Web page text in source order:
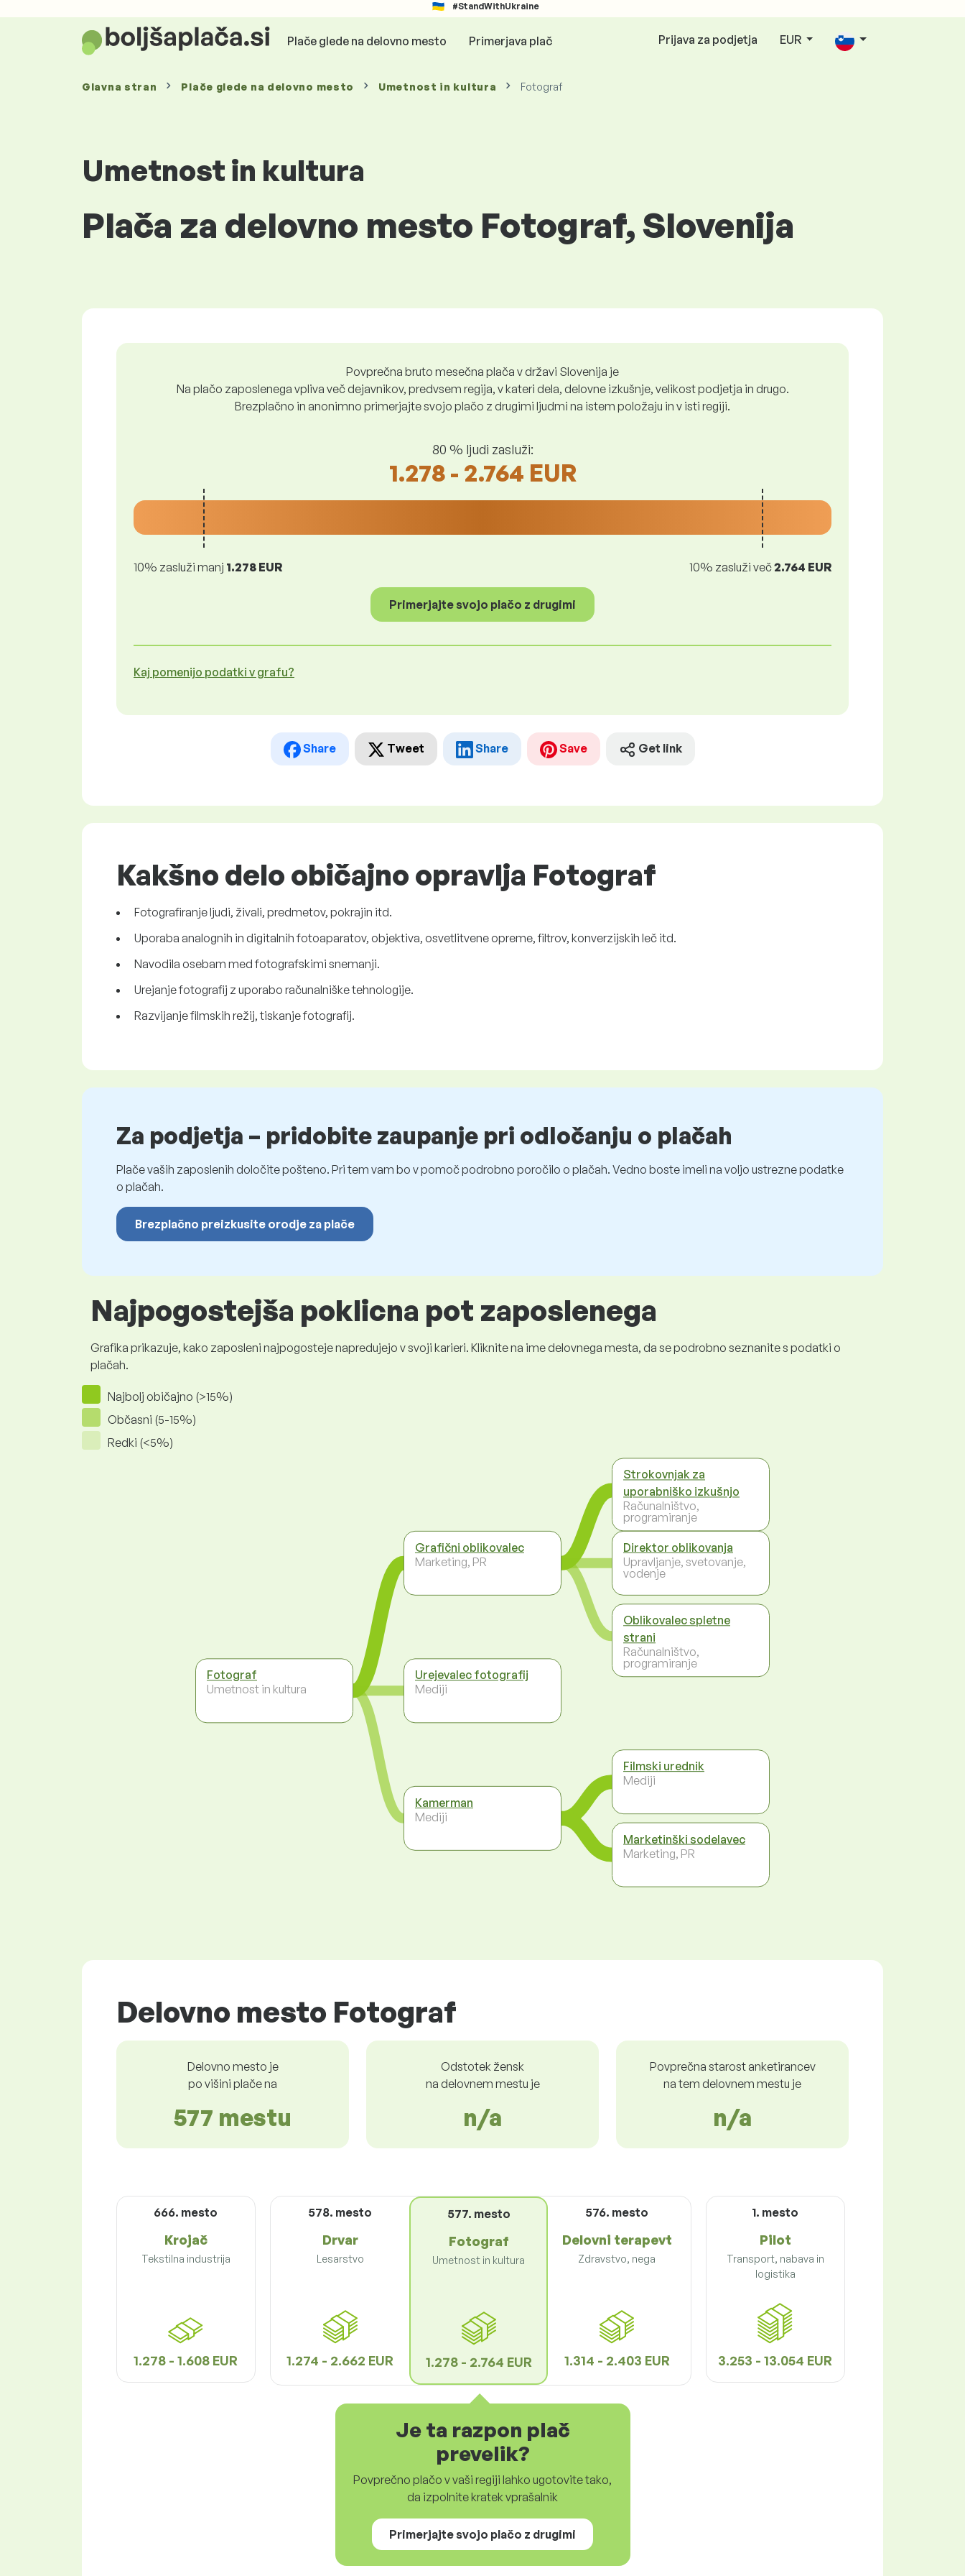
#StandWithUkraine
Plače glede na delovno mesto Primerjava plač Prijava za podjetja EUR
Glavna stran Plače glede na delovno mesto Umetnost in kultura Fotograf
Umetnost in kultura
Plača za delovno mesto Fotograf, Slovenija
Povprečna bruto mesečna plača v državi Slovenija je
Na plačo zaposlenega vpliva več dejavnikov, predvsem regija, v kateri dela, delovne izkušnje, velikost podjetja in drugo.
Brezplačno in anonimno primerjajte svojo plačo z drugimi ljudmi na istem položaju in v isti regiji.
80 % ljudi zasluži:
1.278 - 2.764 EUR
10% zasluži manj 1.278 EUR 10% zasluži več2.764 EUR
Primerjajte svojo plačo z drugimi
Kaj pomenijo podatki v grafu?
Share Tweet Share Save Get link
Kakšno delo običajno opravlja Fotograf
Fotografiranje ljudi, živali, predmetov, pokrajin itd.
Uporaba analognih in digitalnih fotoaparatov, objektiva, osvetlitvene opreme, filtrov, konverzijskih leč itd.
Navodila osebam med fotografskimi snemanji.
Urejanje fotografij z uporabo računalniške tehnologije.
Razvijanje filmskih režij, tiskanje fotografij.
Za podjetja – pridobite zaupanje pri odločanju o plačah
Plače vaših zaposlenih določite pošteno. Pri tem vam bo v pomoč podrobno poročilo o plačah. Vedno boste imeli na voljo ustrezne podatke
o plačah.
Brezplačno preizkusite orodje za plače
Najpogostejša poklicna pot zaposlenega
Grafika prikazuje, kako zaposleni najpogosteje napredujejo v svoji karieri. Kliknite na ime delovnega mesta, da se podrobno seznanite s podatki o
plačah.
Najbolj običajno (>15%)
Občasni (5-15%)
Redki (<5%)
Fotograf
Umetnost in kultura
Grafični oblikovalec
Marketing, PR
Urejevalec fotografij
Mediji
Kamerman
Mediji
Strokovnjak za
uporabniško izkušnjo
Računalništvo,
programiranje
Direktor oblikovanja
Upravljanje, svetovanje,
vodenje
Oblikovalec spletne
strani
Računalništvo,
programiranje
Filmski urednik
Mediji
Marketinški sodelavec
Marketing, PR
Delovno mesto Fotograf
Delovno mesto je
po višini plače na
577 mestu
Odstotek žensk
na delovnem mestu je
n/a
Povprečna starost anketirancev
na tem delovnem mestu je
n/a
666. mesto
Krojač
Tekstilna industrija
1.278 - 1.608 EUR
578. mesto
Drvar
Lesarstvo
1.274 - 2.662 EUR
577. mesto
Fotograf
Umetnost in kultura
1.278 - 2.764 EUR
576. mesto
Delovni terapevt
Zdravstvo, nega
1.314 - 2.403 EUR
1. mesto
Pilot
Transport, nabava in
logistika
3.253 - 13.054 EUR
Je ta razpon plač
prevelik?
Povprečno plačo v vaši regiji lahko ugotovite tako,
da izpolnite kratek vprašalnik
Primerjajte svojo plačo z drugimi